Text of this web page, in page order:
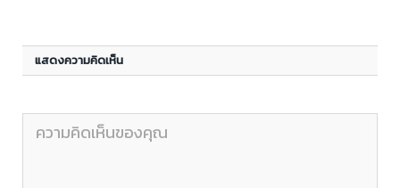
แสดงความคิดเห็น